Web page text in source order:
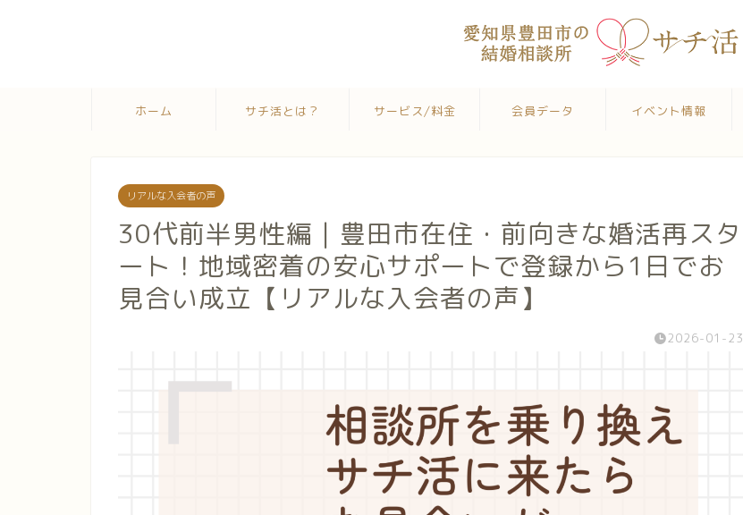
ホーム サチ活とは？ サービス/料金 会員データ イベント情報
リアルな入会者の声
30代前半男性編｜豊田市在住・前向きな婚活再スタ
ート！地域密着の安心サポートで登録から1日でお
見合い成立【リアルな入会者の声】
2026-01-23